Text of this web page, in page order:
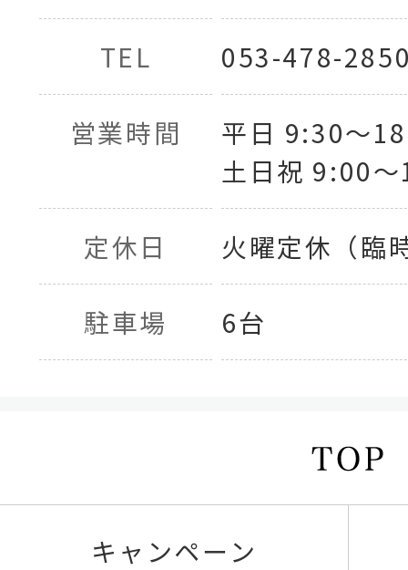
TEL 053-478-
営業時間
平日 9:30〜
土日祝 9:00
定休日 火曜定休（臨
駐車場 6台
キャンペーン